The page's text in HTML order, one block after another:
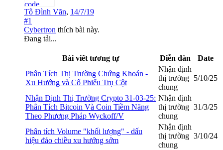
Tô Đình Văn, 14/7/19
#1
Cybertron thích bài này.
Đang tải...
Bài viết tương tự Diễn đàn
Date
Phân Tích Thị Trường Chứng Khoán -
Xu Hướng và Cổ Phiếu Trụ Cột
Nhận định
thị trường
chung
5/10/25
Nhận Định Thị Trường Crypto 31-03-25:
Phân Tích Bitcoin Và Coin Tiềm Năng
Theo Phương Pháp Wyckoff/V
Nhận định
thị trường
chung
31/3/25
Phân tích Volume "khối lượng" - dấu
hiệu đảo chiều xu hướng sớm
Nhận định
thị trường
chung
3/10/24